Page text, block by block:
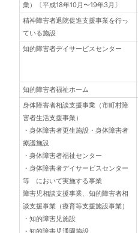
業）〔平成18年10月〜19年3月〕
精神障害者退院促進支援事業を行っ
ている施設
知的障害者デイサービスセンター
知的障害者福祉ホーム
身体障害者相談支援事業（市町村障
害者生活支援事業）
・身体障害者更生施設・身体障害者
療護施設
・身体障害者福祉センター
・身体障害者デイサービスセンター
等 において実施する事業
障害児相談支援事業、知的障害者相
談支援事業（療育等支援施設事業）
・知的障害児施設
・知的障害児通園施設